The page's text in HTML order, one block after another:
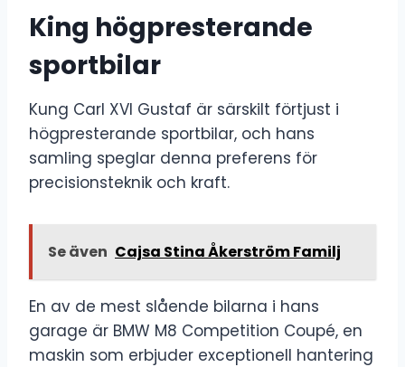
King högpresterande
sportbilar
Kung Carl XVI Gustaf är särskilt förtjust i
högpresterande sportbilar, och hans
samling speglar denna preferens för
precisionsteknik och kraft.
Se även Cajsa Stina Åkerström Familj
En av de mest slående bilarna i hans
garage är BMW M8 Competition Coupé, en
maskin som erbjuder exceptionell hantering